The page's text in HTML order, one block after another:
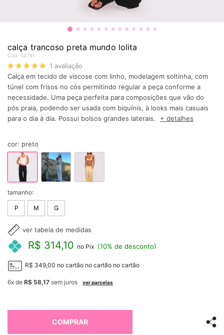
calça trancoso preta mundo lolita
Cód: 52781
1 avaliação
Calça em tecido de viscose com linho, modelagem soltinha, com
túnel com frisos no cós permitindo regular a peça conforme a
necessidade. Uma peça perfeita para composições que vão do
pós praia, podendo ser usada com biquínis, à looks mais casuais
para o dia à dia. Possui bolsos grandes laterais.
+ detalhes
cor: preto
tamanho:
P M G
ver tabela de medidas
R$ 314,10 no Pix (10% de desconto)
R$ 349,00 no cartão no cartão no cartão
6x de R$ 58,17 sem juros ver parcelas
COMPRAR